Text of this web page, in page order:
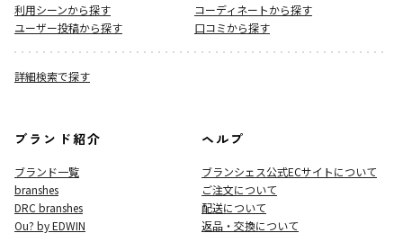
利用シーンから探す
コーディネートから探す
ユーザー投稿から探す
口コミから探す
詳細検索で探す
ブランド紹介
ブランド一覧
branshes
DRC branshes
Ou? by EDWIN
ヘルプ
ブランシェス公式ECサイトについて
ご注文について
配送について
返品・交換について